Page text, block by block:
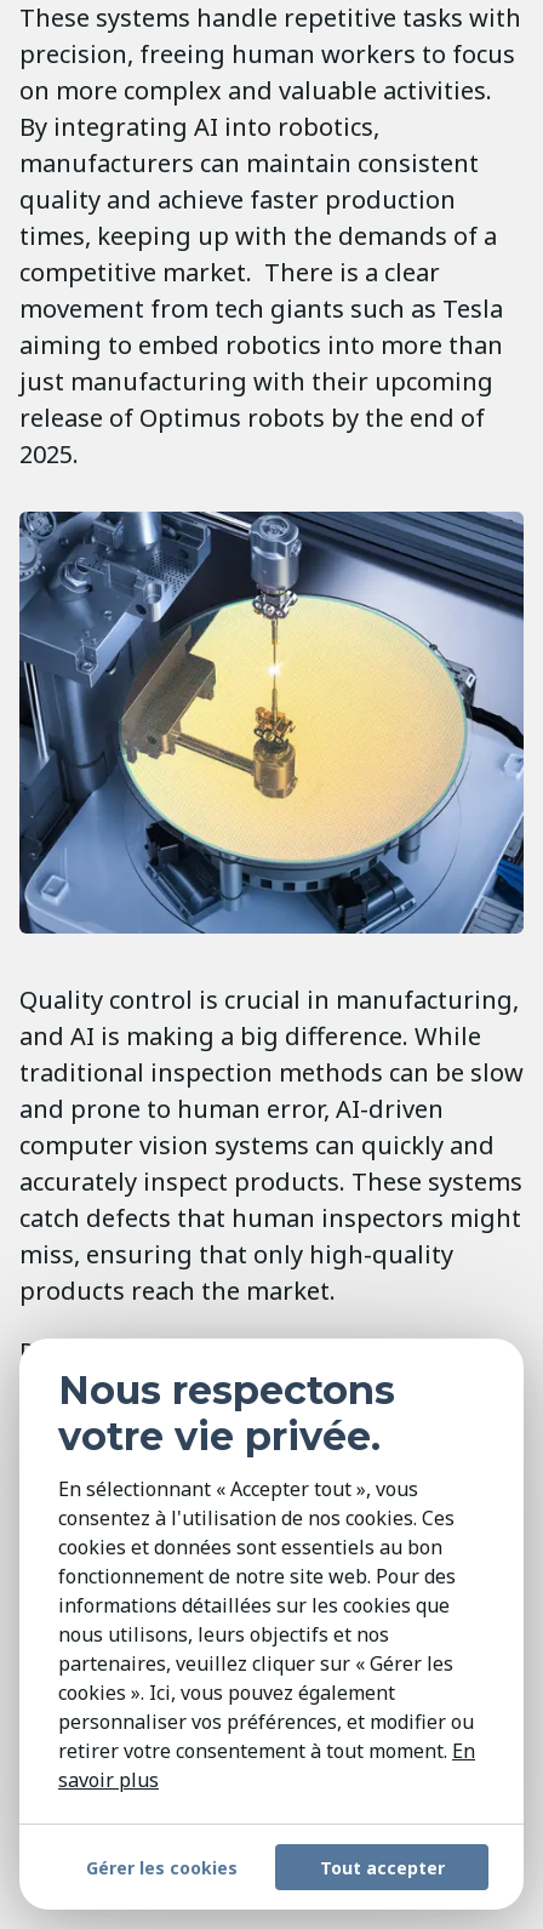
These systems handle repetitive tasks with
precision, freeing human workers to focus
on more complex and valuable activities.
By integrating AI into robotics,
manufacturers can maintain consistent
quality and achieve faster production
times, keeping up with the demands of a
competitive market. There is a clear
movement from tech giants such as Tesla
aiming to embed robotics into more than
just manufacturing with their upcoming
release of Optimus robots by the end of
2025.
Quality control is crucial in manufacturing,
and AI is making a big difference. While
traditional inspection methods can be slow
and prone to human error, AI-driven
computer vision systems can quickly and
accurately inspect products. These systems
catch defects that human inspectors might
miss, ensuring that only high-quality
products reach the market.
Predictive maintenance is another area
where AI shines. AI algorithms analyze
data from machinery sensors to predict
when maintenance is needed, preventing
unexpected breakdowns and reducing
downtime. With AI-powered predictive
maintenance, companies can cut
maintenance costs by up to 30% and
reduce equipment downtime by up to 50%.
Use of AI in Manufacturing
Artificial Intelligence is transforming many
challenges and boosting overall efficiency.
Here are some of its key applications:
Nous respectons
votre vie privée.
En sélectionnant « Accepter tout », vous
consentez à l'utilisation de nos cookies. Ces
cookies et données sont essentiels au bon
fonctionnement de notre site web. Pour des
informations détaillées sur les cookies que
nous utilisons, leurs objectifs et nos
partenaires, veuillez cliquer sur « Gérer les
cookies ». Ici, vous pouvez également
personnaliser vos préférences, et modifier ou
retirer votre consentement à tout moment. En
savoir plus
Gérer les cookies Tout accepter